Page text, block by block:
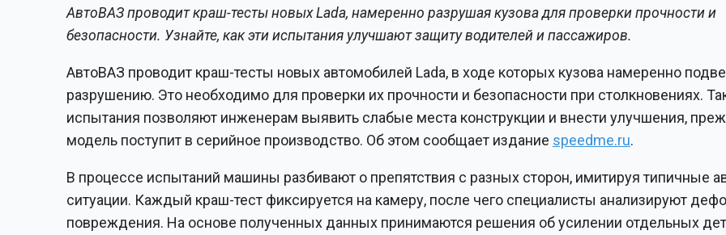
АвтоВАЗ проводит краш-тесты новых Lada, намеренно разрушая кузова для проверки прочности и
безопасности. Узнайте, как эти испытания улучшают защиту водителей и пассажиров.
АвтоВАЗ проводит краш-тесты новых автомобилей Lada, в ходе которых кузова намеренно
разрушению. Это необходимо для проверки их прочности и безопасности при столкновениях.
испытания позволяют инженерам выявить слабые места конструкции и внести улучшения,
модель поступит в серийное производство. Об этом сообщает издание speedme.ru.
В процессе испытаний машины разбивают о препятствия с разных сторон, имитируя типичные
ситуации. Каждый краш-тест фиксируется на камеру, после чего специалисты анализируют
повреждения. На основе полученных данных принимаются решения об усилении отдельных